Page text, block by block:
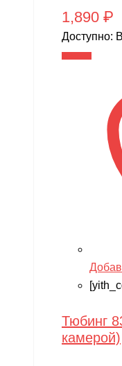
1,890 ₽
Доступно:
Тюбинг
камерой)